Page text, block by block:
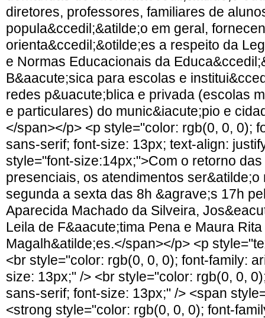
diretores, professores, familiares de
popula&ccedil;&atilde;o em geral,
orienta&ccedil;&otilde;es a respeito da
e Normas Educacionais da
B&aacute;sica para escolas e
redes p&uacute;blica e privada (escolas
e particulares) do munic&iacute;pio e
</span></p> <p style="color: rgb(0, 0, 0);
sans-serif; font-size: 13px; text-align:
style="font-size:14px;">Com o retorno
presenciais, os atendimentos ser&atilde;o
segunda a sexta das 8h &agrave;s 17h
Aparecida Machado da Silveira,
Leila de F&aacute;tima Pena e Maura
Magalh&atilde;es.</span></p> <p
<br style="color: rgb(0, 0, 0); font-family:
size: 13px;" /> <br style="color: rgb(0, 0,
sans-serif; font-size: 13px;" /> <span
<strong style="color: rgb(0, 0, 0); font-